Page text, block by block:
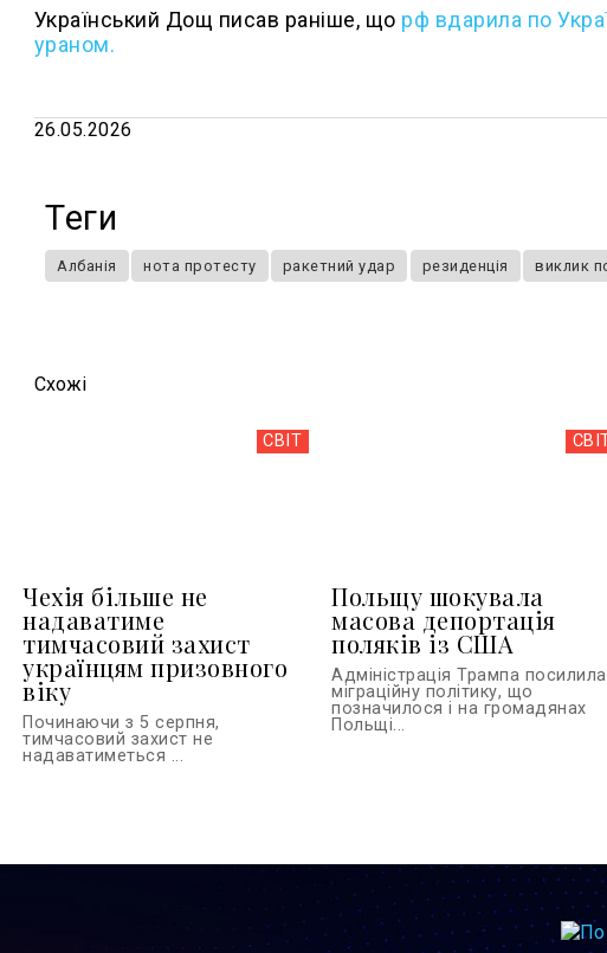
Український Дощ писав раніше, що рф вдарила по
ураном.
26.05.2026
Теги
Албанія нота протесту ракетний удар резиденція виклик
Схожi
СВІТ
Чехія більше не
надаватиме
тимчасовий захист
українцям призовного
віку
Починаючи з 5 серпня,
тимчасовий захист не
надаватиметься ...
Польщу шокувала
масова депортація
поляків із США
Адміністрація Трампа посилила
міграційну політику, що
позначилося і на громадянах
Польщі...